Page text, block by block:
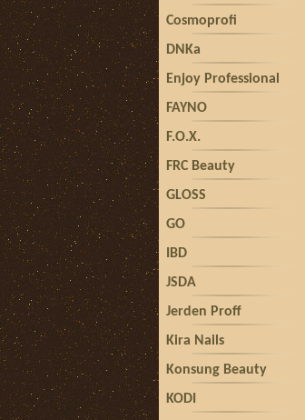
Cosmoprofi
DNKa
Enjoy Professional
FAYNO
F.O.X.
FRC Beauty
GLOSS
GO
IBD
JSDA
Jerden Proff
Kira Nails
Konsung Beauty
KODI